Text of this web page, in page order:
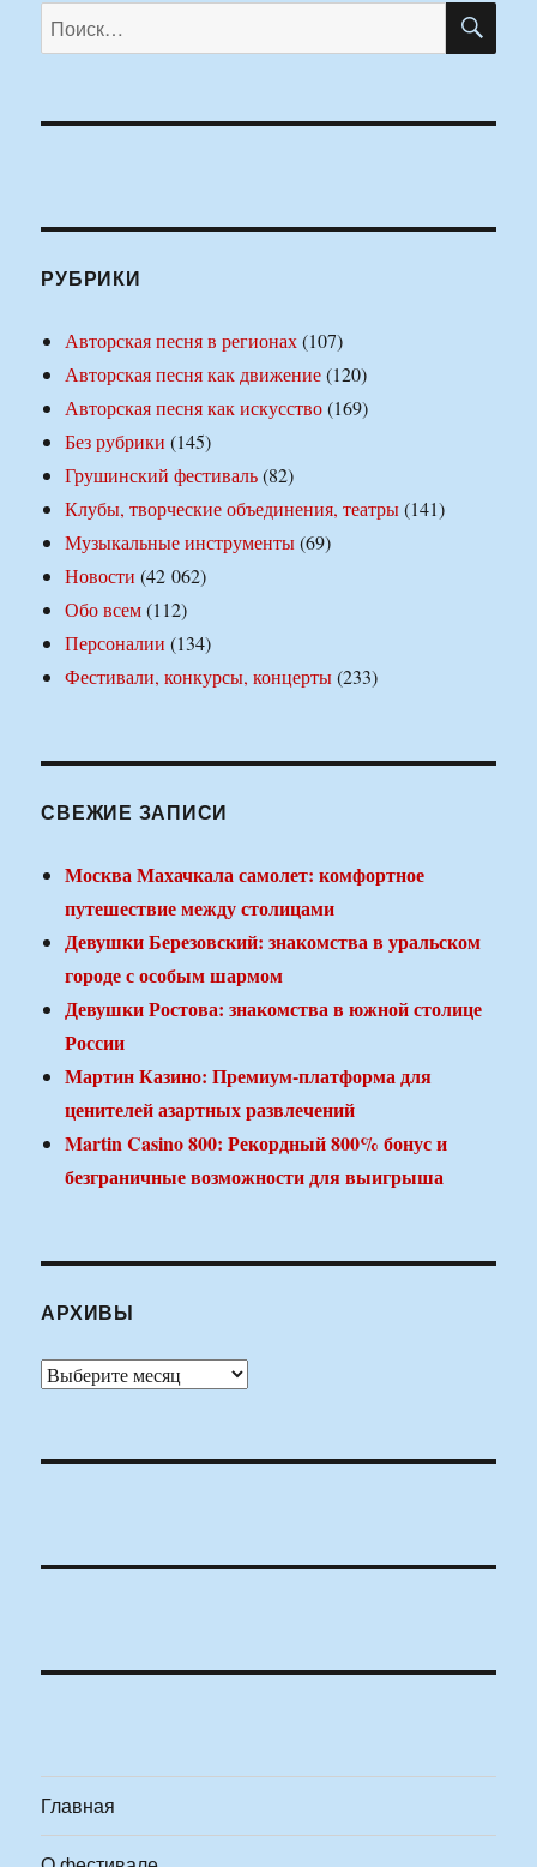
Искать:
РУБРИКИ
Авторская песня в регионах(107)
Авторская песня как движение(120)
Авторская песня как искусство(169)
Без рубрики (145)
Грушинский фестиваль(82)
Клубы, творческие объединения, театры(141)
Музыкальные инструменты(69)
Новости (42 062)
Обо всем(112)
Персоналии (134)
Фестивали, конкурсы, концерты(233)
СВЕЖИЕ ЗАПИСИ
Москва Махачкала самолет: комфортное
путешествие между столицами
Девушки Березовский: знакомства в уральском
городе с особым шармом
Девушки Ростова: знакомства в южной столице
России
Мартин Казино: Премиум-платформа для
ценителей азартных развлечений
Martin Casino 800: Рекордный 800% бонус и
безграничные возможности для выигрыша
АРХИВЫ
Архивы
Главная